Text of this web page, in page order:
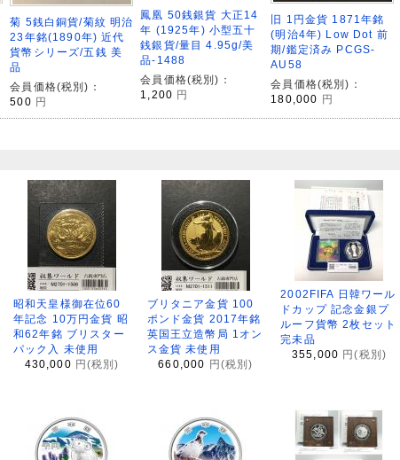
菊 5銭白銅貨/菊紋 明治
23年銘(1890年) 近代
貨幣シリーズ/五銭 美
品
会員価格(税別)：
500 円
鳳凰 50銭銀貨 大正14
年 (1925年) 小型五十
銭銀貨/量目 4.95g/美
品-1488
会員価格(税別)：
1,200 円
旧 1円金貨 1871年銘
(明治4年) Low Dot 前
期/鑑定済み PCGS-
AU58
会員価格(税別)：
180,000
円
昭和天皇様御在位60
年記念 10万円金貨 昭
和62年銘 ブリスター
パック入 未使用
430,000 円(税別)
ブリタニア金貨 100
ポンド金貨 2017年銘
英国王立造幣局 1オン
ス金貨 未使用
660,000 円(税別)
2002FIFA 日韓ワール
ドカップ 記念金銀プ
ルーフ貨幣 2枚セット
完未品
355,000 円(税別)